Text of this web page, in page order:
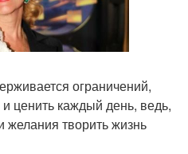
ограничений,
ценить каждый день, ведь,
желания творить жизнь